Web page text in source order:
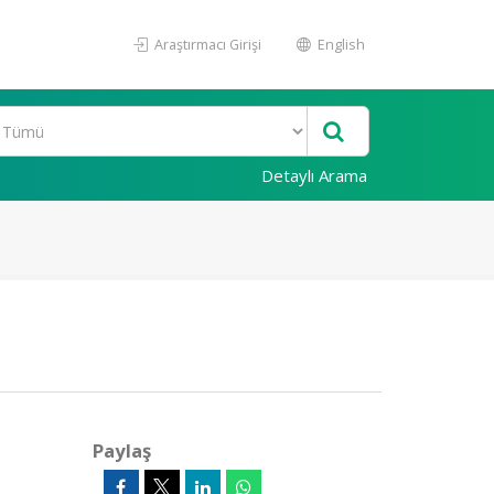
Araştırmacı Girişi English
Detaylı Arama
Paylaş